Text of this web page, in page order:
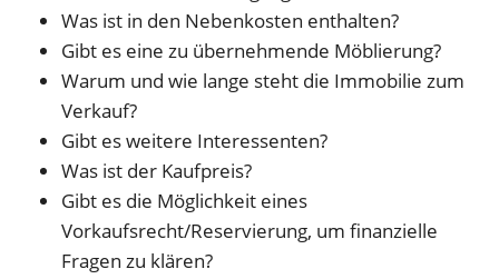
Was ist in den Nebenkosten enthalten?
Gibt es eine zu übernehmende Möblierung?
Warum und wie lange steht die Immobilie zum
Verkauf?
Gibt es weitere Interessenten?
Was ist der Kaufpreis?
Gibt es die Möglichkeit eines
Vorkaufsrecht/Reservierung, um finanzielle
Fragen zu klären?